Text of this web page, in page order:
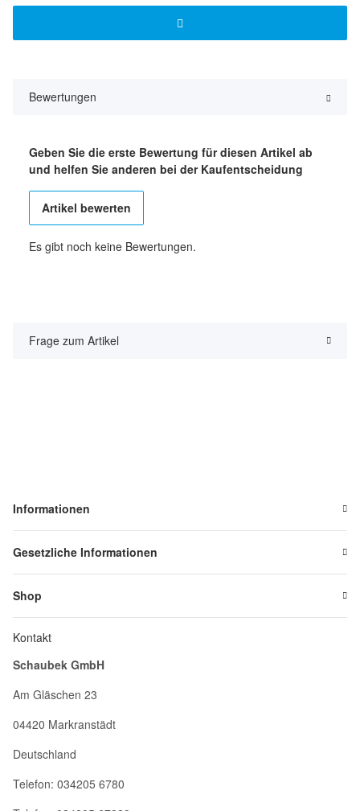
Bewertungen
Geben Sie die erste Bewertung für diesen Artikel ab
und helfen Sie anderen bei der Kaufentscheidung
Artikel bewerten
Es gibt noch keine Bewertungen.
Frage zum Artikel
Informationen
Gesetzliche Informationen
Shop
Kontakt
Schaubek GmbH
Am Gläschen 23
04420 Markranstädt
Deutschland
Telefon: 034205 6780